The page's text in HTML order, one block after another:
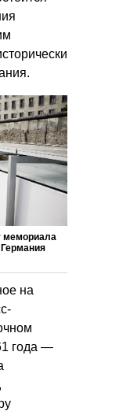
мемориала
на
года —